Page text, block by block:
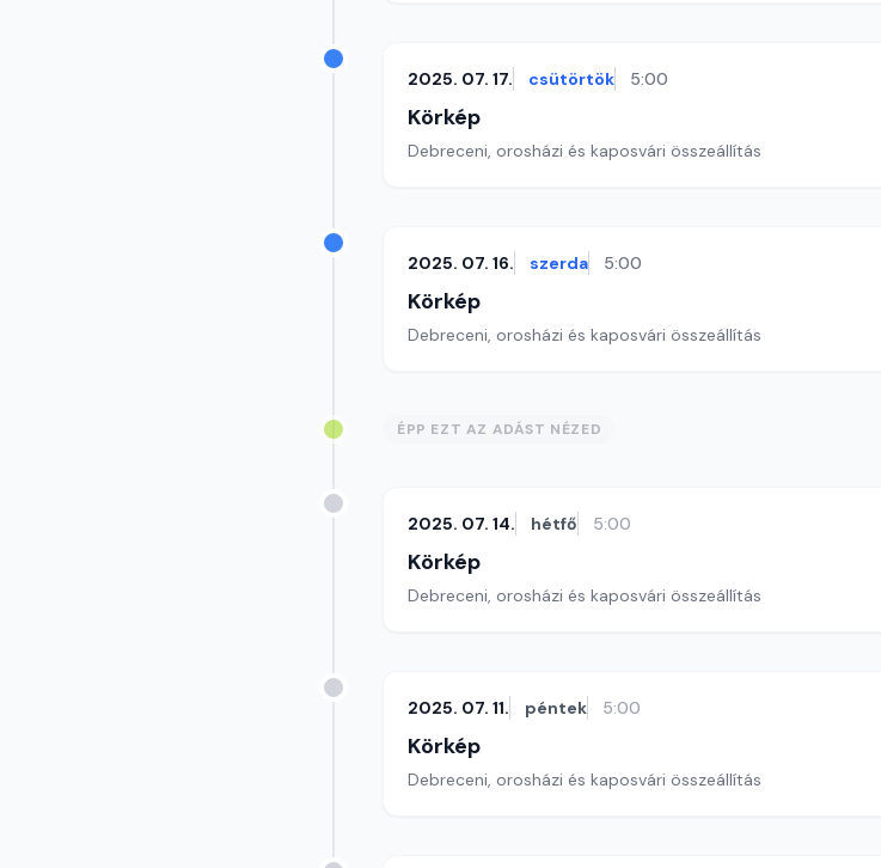
2025. 07. 17. csütörtök 5:00
Körkép
Debreceni, orosházi és kaposvári összeállítás
2025. 07. 16. szerda 5:00
Körkép
Debreceni, orosházi és kaposvári összeállítás
ÉPP EZT AZ ADÁST NÉZED
2025. 07. 14. hétfő 5:00
Körkép
Debreceni, orosházi és kaposvári összeállítás
2025. 07. 11. péntek 5:00
Körkép
Debreceni, orosházi és kaposvári összeállítás